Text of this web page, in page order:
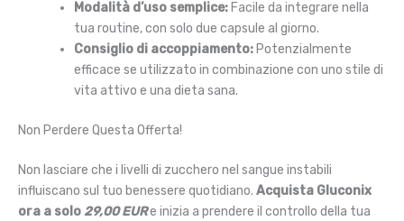
Modalità d’uso semplice: Facile da integrare nella
tua routine, con solo due capsule al giorno.
Consiglio di accoppiamento: Potenzialmente
efficace se utilizzato in combinazione con uno stile di
vita attivo e una dieta sana.
Non Perdere Questa Offerta!
Non lasciare che i livelli di zucchero nel sangue instabili
influiscano sul tuo benessere quotidiano. Acquista Gluconix
ora a solo29,00 EURe inizia a prendere il controllo della tua